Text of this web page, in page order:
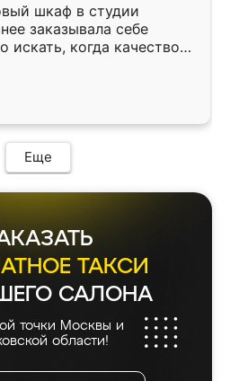
шкаф в студии
заказывала себе
искать, когда качеством
Служит кухня уже почти
нет.
Еще
ТАКСИ
САЛОНА
точки Москвы и
области!